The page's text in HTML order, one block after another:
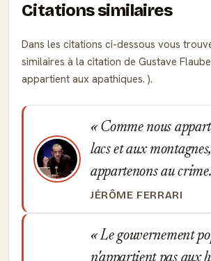
Citations similaires
Dans les citations ci-dessous vous
similaires à la citation de Gustave
appartient aux apathiques. ).
Comme nous
lacs et aux
appartenons au crime.
JÉRÔME FERRARI
Le gouvernement